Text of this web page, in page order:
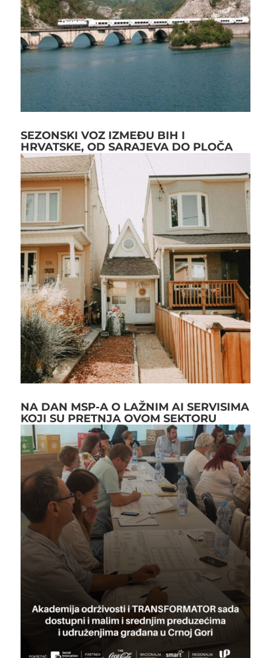
SEZONSKI VOZ IZMEĐU BIH I
HRVATSKE, OD SARAJEVA DO PLOČA
NA DAN MSP-A O LAŽNIM AI SERVISIMA
KOJI SU PRETNJA OVOM SEKTORU